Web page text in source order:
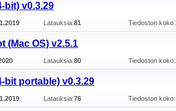
bit) v0.3.29
Latauksia:81 Tiedoston koko:
(Mac OS) v2.5.1
Latauksia:80 Tiedoston koko:
bit portable) v0.3.29
Latauksia:76 Tiedoston koko: